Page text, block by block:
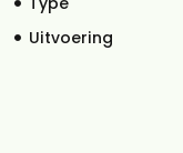
Uitvoering